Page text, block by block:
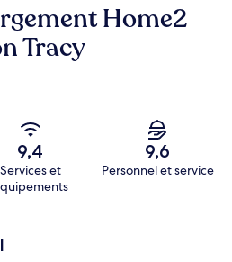
Home2
Tracy
9,4
Services et
9,6
Personnel et service